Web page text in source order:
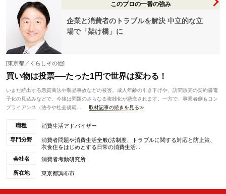
このプロの一番の強み
企業と消費者のトラブルを解決 中立的な立
場で「架け橋」に
[東京都／くらしその他]
買い物は投票──たった1円で世界は変わる！
いまだ続出する悪質商法や製品事故などの被害。成人年齢の引き下げや、訪問販売の契約書電
子化の見込みなどで、今後は問題のさらなる複雑化が懸念されます。一方で、事業者側もコン
プライアンス（法令や社会規範...
取材記事の続きを見る≫
職種 消費生活アドバイザー
専門分野
消費者問題や消費生活全般(法制度、トラブルに関する対応と防止策、
衣食住をはじめとする日常の消費生活...
会社名
消費者考動研究所
所在地 東京都調布市